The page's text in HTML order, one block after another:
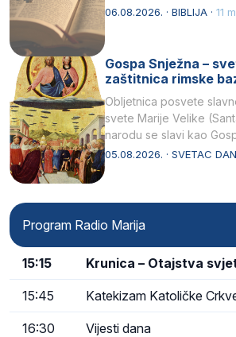
kukaca.2 A narod…
06.08.2026. · BIBLIJA · 11
Gospa Snježna –
zaštitnica rimske
Obljetnica posvete
svete Marije Velike
narodu se slavi kao
naziv, Sancta Maria…
05.08.2026. · SVETAC
Program Radio Marija
15:15 Krunica – Otajstva
15:45 Katekizam Katoličke
16:30 Vijesti dana